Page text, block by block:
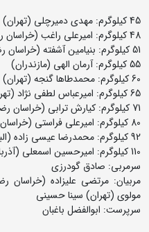
45 کیلوگرم: مهدی دمیرچلی (تهران)
48 کیلوگرم: امیرعلی راغب (خراسان رضوی)
51 کیلوگرم: بنیامین آشفته (خراسان رضوی)
55 کیلوگرم: آرمان الهی (مازندران)
60 کیلوگرم: محمدطاها گنجه (تهران)
65 کیلوگرم: امیرعباس لطفی نژاد (تهران)
71 کیلوگرم: کیارش ترابی (خراسان رضوی)
80 کیلوگرم: امیرعلی فراستی (خراسان رضوی)
92 کیلوگرم: محمدرضا عیسی زاده (البرز)
110 کیلوگرم: امیرحسین اسمعلی (آذربایجان شرقی)
سرمربی: صادق گودرزی
مربیان: مرتضی علیزاده (خراسان
مولوی (تهران) سینا حسینی
سرپرست: ابوالفضل باغبان